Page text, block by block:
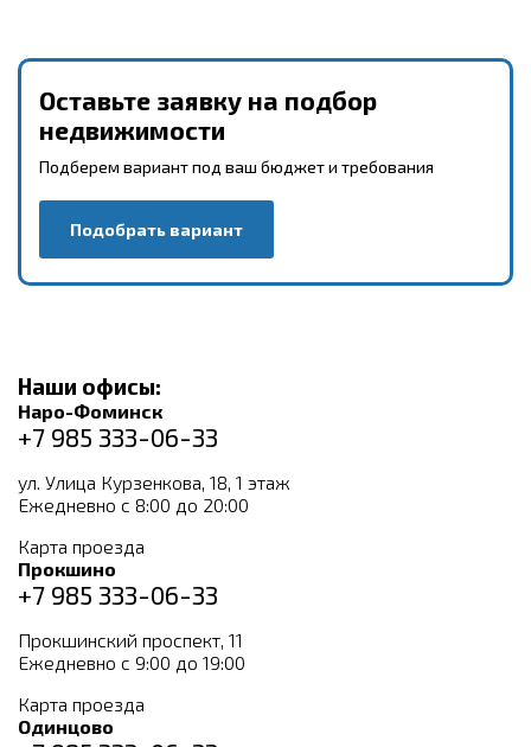
Оставьте заявку на подбор
недвижимости
Подберем вариант под ваш бюджет и требования
Подобрать вариант
Наши офисы:
Наро-Фоминск
+7 985 333-06-33
ул. Улица Курзенкова, 18, 1 этаж
Ежедневно с 8:00 до 20:00
Карта проезда
Прокшино
+7 985 333-06-33
Прокшинский проспект, 11
Ежедневно с 9:00 до 19:00
Карта проезда
Одинцово